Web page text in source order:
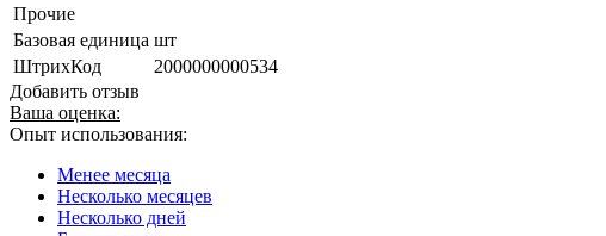
Прочие
Базовая единица шт
ШтрихКод
2000000000534
Добавить отзыв
Ваша оценка:
Опыт использования:
Менее месяца
Несколько месяцев
Несколько дней